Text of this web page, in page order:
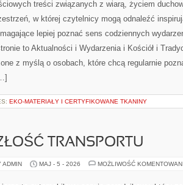
treści związanych z wiarą, życiem
w której czytelnicy mogą odnaleźć
lepiej poznać sens codziennych
to Aktualności i Wydarzenia i Kościół i
z myślą o osobach, które chcą regularnie
EKO-MATERIAŁY I CERTYFIKOWANE TKANINY
TRANSPORTU
ADMIN MAJ - 5 - 2026 MOŻLIWOŚĆ